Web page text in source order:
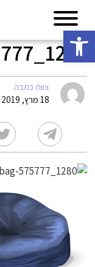
פתח סרגל נגישות
צוות כתבה
18 מרץ, 2019 08:19